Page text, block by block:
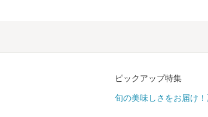
ピックアップ特集
旬の美味しさをお届け